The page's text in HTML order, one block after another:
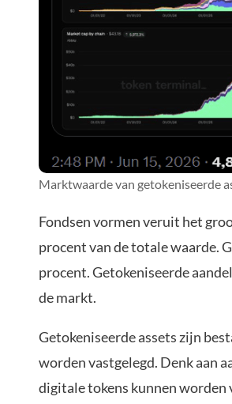
Marktwaarde van getokeniseerde
Fondsen vormen veruit het
procent van de totale waarde.
procent. Getokeniseerde
de markt.
Getokeniseerde assets zijn
worden vastgelegd. Denk aan
digitale tokens kunnen worden